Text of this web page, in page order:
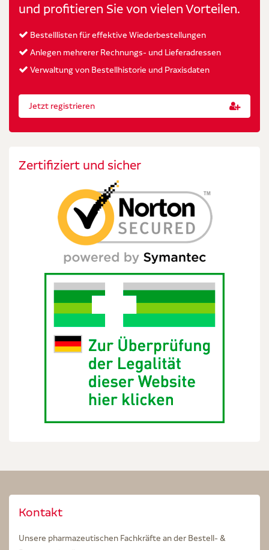
und profitieren Sie von vielen Vorteilen.
Bestelllisten für effektive Wiederbestellungen
Anlegen mehrerer Rechnungs- und Lieferadressen
Verwaltung von Bestellhistorie und Praxisdaten
Jetzt registrieren
Zertifiziert und sicher
Kontakt
Unsere pharmazeutischen Fachkräfte an der Bestell- &